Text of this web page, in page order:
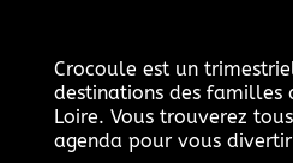
Crocoule est un
destinations des familles
Loire. Vous trouverez
agenda pour vous